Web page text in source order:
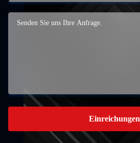
Einreichungen